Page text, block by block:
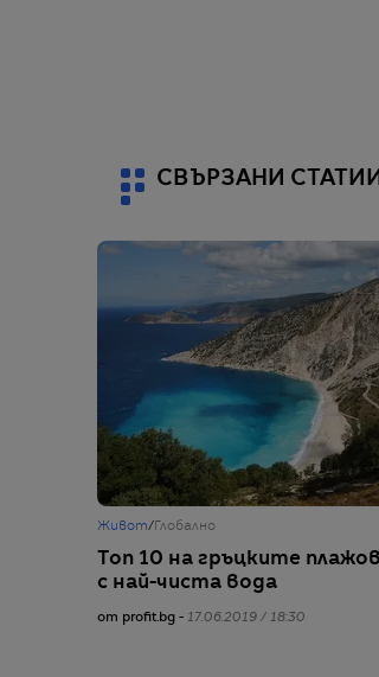
СВЪРЗАНИ СТАТИИ
Живот/ Глобално
Топ 10 на гръцките
с най-чиста вода
от profit.bg - 17.06.2019 / 18:30